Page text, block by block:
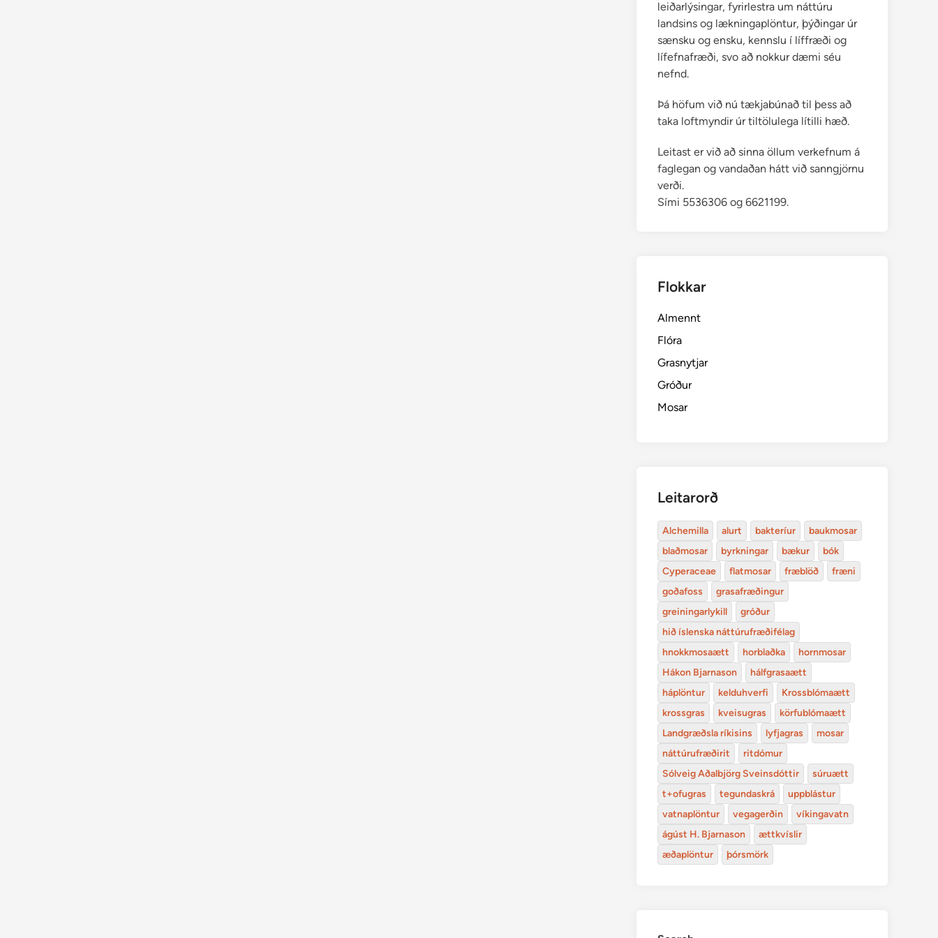
leiðarlýsingar, fyrirlestra um náttúru
landsins og lækningaplöntur, þýðingar úr
sænsku og ensku, kennslu í líffræði og
lífefnafræði, svo að nokkur dæmi séu
nefnd.
Þá höfum við nú tækjabúnað til þess að
taka loftmyndir úr tiltölulega lítilli hæð.
Leitast er við að sinna öllum verkefnum á
faglegan og vandaðan hátt við sanngjörnu
verði.
Sími 5536306 og 6621199.
Flokkar
Almennt
Flóra
Grasnytjar
Gróður
Mosar
Leitarorð
Alchemilla alurt bakteríur
baukmosar
blaðmosar
byrkningar bækur
bók
Cyperaceae
flatmosar fræblöð
fræni
goðafoss
grasafræðingur
greiningarlykill
gróður
hið íslenska náttúrufræðifélag
hnokkmosaætt
horblaðka
hornmosar
Hákon Bjarnason
hálfgrasaætt
háplöntur
kelduhverfi
Krossblómaætt
krossgras
kveisugras
körfublómaætt
Landgræðsla ríkisins
lyfjagras
mosar
náttúrufræðirit
ritdómur
Sólveig Aðalbjörg Sveinsdóttir
súruætt
t+ofugras
tegundaskrá
uppblástur
vatnaplöntur
vegagerðin
víkingavatn
ágúst H. Bjarnason
ættkvíslir
æðaplöntur
þórsmörk